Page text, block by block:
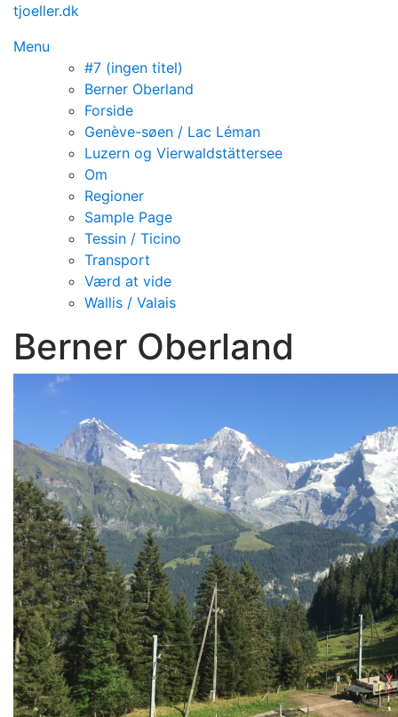
Spring
indhold
tjoeller.dk
Menu
#7 (ingen titel)
Berner Oberland
Forside
Genève-søen / Lac Léman
Luzern og Vierwaldstättersee
Om
Regioner
Sample Page
Tessin / Ticino
Transport
Værd at vide
Wallis / Valais
Berner Oberland